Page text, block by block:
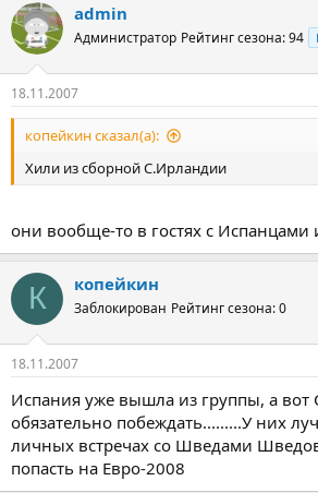
admin
Администратор Рейтинг сезона: 94
18.11.2007
копейкин сказал(а):
Хили из сборной С.Ирландии
они вообще-то в гостях с Испанцами
К копейкин
Заблокирован Рейтинг сезона: 0
18.11.2007
Испания уже вышла из группы, а
обязательно побеждать.........У них
личных встречах со Шведами
попасть на Евро-2008